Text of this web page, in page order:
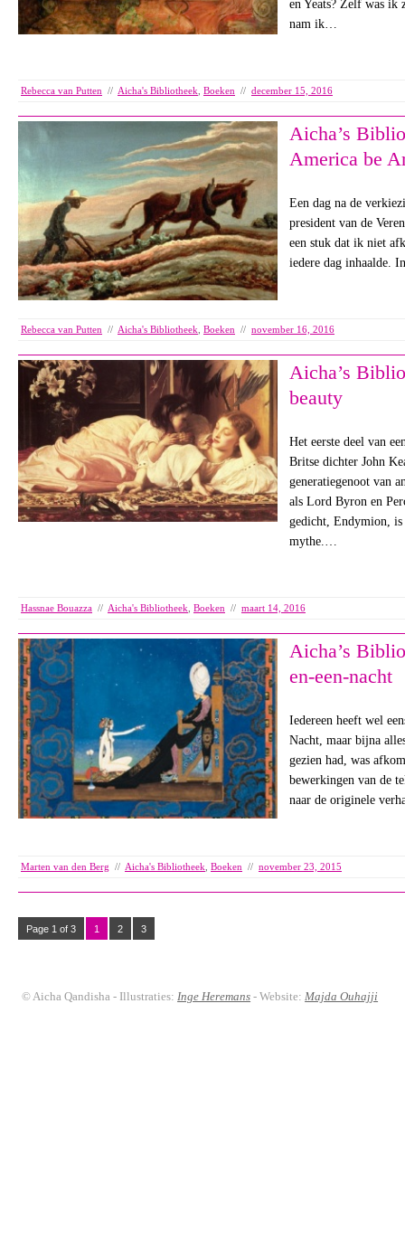
en Yeats? Zelf was ik
nam ik…
Rebecca van Putten // Aicha's Bibliotheek Boeken // december 15, 2016
Aicha’s
America be
Een dag na de
president van de
een stuk dat ik niet
iedere dag inhaalde.
Rebecca van Putten // Aicha's Bibliotheek Boeken // november 16, 2016
Aicha’s
beauty
Het eerste deel van
Britse dichter John
generatiegenoot van
als Lord Byron en
gedicht, Endymion, is
mythe.…
Hassnae Bouazza // Aicha's Bibliotheek Boeken // maart 14, 2016
Aicha’s
en-een-nacht
Iedereen heeft wel
Nacht, maar bijna
gezien had, was
bewerkingen van de
naar de originele
Marten van den Berg // Aicha's Bibliotheek Boeken // november 23, 2015
Page 1 of 3 1 2 3
© Aicha Qandisha - Illustraties:Inge Heremans - Website:Majda Ouhajji